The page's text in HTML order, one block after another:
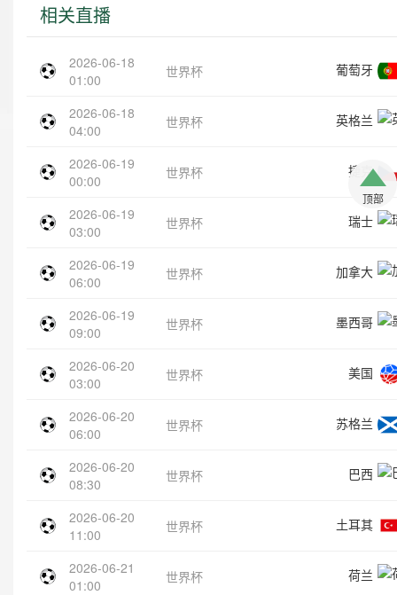
相关直播
2026-06-18
01:00
世界杯 葡萄牙
2026-06-18
04:00
世界杯 英格兰
2026-06-19
00:00
世界杯 捷克
2026-06-19
03:00
世界杯 瑞士
2026-06-19
06:00
世界杯 加拿大
2026-06-19
09:00
世界杯 墨西哥
2026-06-20
03:00
世界杯 美国
2026-06-20
06:00
世界杯 苏格兰
2026-06-20
08:30
世界杯 巴西
2026-06-20
11:00
世界杯 土耳其
2026-06-21
01:00
世界杯 荷兰
顶部